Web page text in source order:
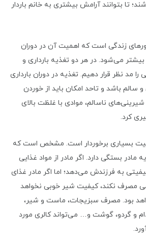
تا بتوانند آرامش بیشتری به خانم باردار
زندگی است که اهمیت آن در دوران
می‌شود. در هر دو تغذیه بارداری و
مد نظر قرار دهیم. تغذیه در دوران بارداری
سالم باشد و تاحد امکان باید از خوردن
ناسالم، موادی با غلظت بالای
کرد.
بسیاری برخوردار است. مشخص است که
مادر بستگی دارد. اگر مادر از مواد غذایی
به فرزندش می‌دهد؛ اما اگر مادر غذای
مصرف نکند، کیفیت شیر خوبی نخواهد
بود. مصرف سبزیجات، ماست و شیر،
و گردو، گوشت و… می‌تواند کالری مورد